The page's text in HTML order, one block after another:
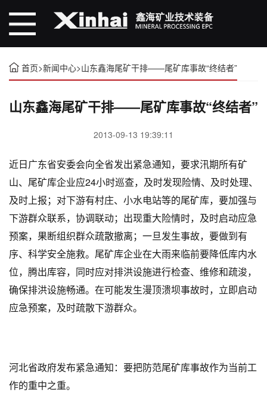
首页>新闻中心>山东鑫海尾矿干排——尾矿库事故“终结者”
山东鑫海尾矿干排——尾矿库事故“终结者”
2013-09-13 19:39:11
近日广东省安委会向全省发出紧急通知，要求汛期所有矿
山、尾矿库企业应24小时巡查，及时发现险情、及时处理、
及时上报；对下游有村庄、小水电站等的尾矿库，要加强与
下游群众联系，协调联动；出现重大险情时，及时启动应急
预案，果断组织群众疏散撤离；一旦发生事故，要做到有
序、科学安全施救。尾矿库企业在大雨来临前要降低库内水
位，腾出库容，同时应对排洪设施进行检查、维修和疏浚，
确保排洪设施畅通。在可能发生漫顶溃坝事故时，立即启动
应急预案，及时疏散下游群众。
河北省政府发布紧急通知：要把防范尾矿库事故作为当前工
作的重中之重。